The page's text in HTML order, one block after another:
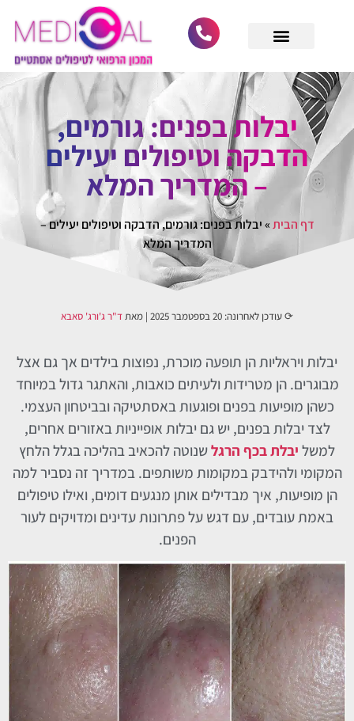
יבלות בפנים: גורמים,
הדבקה וטיפולים יעילים
– המדריך המלא
דף הבית»יבלות בפנים: גורמים, הדבקה וטיפולים יעילים –
המדריך המלא
⟳ עודכן לאחרונה:20 בספטמבר 2025 | מאתד"ר ג'ורג' סאבא
יבלות ויראליות הן תופעה מוכרת, נפוצות בילדים אך גם אצל
מבוגרים. הן מטרידות ולעיתים כואבות, והאתגר גדול במיוחד
כשהן מופיעות בפנים ופוגעות באסתטיקה ובביטחון העצמי.
לצד יבלות בפנים, יש גם יבלות אופייניות באזורים אחרים,
למשליבלת בכף הרגלשנוטה להכאיב בהליכה בגלל הלחץ
המקומי ולהידבק במקומות משותפים. במדריך זה נסביר למה
הן מופיעות, איך מבדילים אותן מנגעים דומים, ואילו טיפולים
באמת עובדים, עם דגש על פתרונות עדינים ומדויקים לעור
הפנים.